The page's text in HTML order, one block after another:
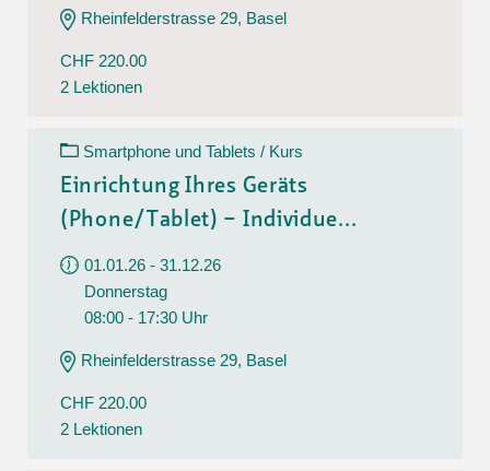
Rheinfelderstrasse 29, Basel
CHF 220.00
2 Lektionen
Smartphone und Tablets / Kurs
Einrichtung Ihres Geräts
(Phone/Tablet) – Individue...
01.01.26 - 31.12.26
Donnerstag
08:00 - 17:30 Uhr
Rheinfelderstrasse 29, Basel
CHF 220.00
2 Lektionen